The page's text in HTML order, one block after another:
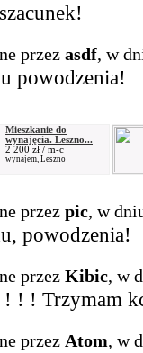
przez asdf, w
powodzenia!
Mieszkanie do
wynajęcia. Leszno...
2 200 zł / m-c
wynajem, Leszno
przez pic, w
powodzenia!
przez Kibic, w
! ! ! Trzymam
przez Atom, w